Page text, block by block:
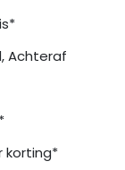
Achteraf
korting*